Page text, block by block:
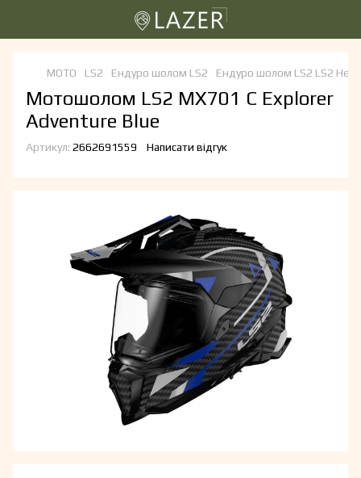
МОТО LS2 Ендуро шолом LS2 Ендуро шолом LS2 LS2
Мотошолом LS2 MX701 C Explorer
Adventure Blue
Артикул: 2662691559 Написати відгук